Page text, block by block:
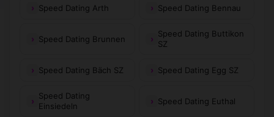
Speed Dating Arth Speed Dating Bennau
Speed Dating Brunnen
Speed Dating Buttikon
SZ
Speed Dating Bäch SZ Speed Dating Egg SZ
Speed Dating
Einsiedeln
Speed Dating Euthal